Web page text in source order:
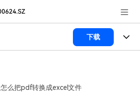
下载
怎么把pdf转换成excel文件